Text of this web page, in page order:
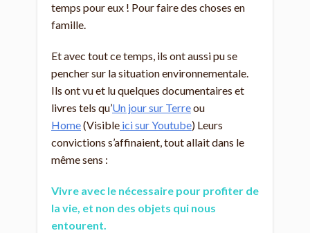
temps pour eux ! Pour faire des choses en
famille.
Et avec tout ce temps, ils ont aussi pu se
pencher sur la situation environnementale.
Ils ont vu et lu quelques documentaires et
livres tels qu’Un jour sur Terreou
Home(Visible ici sur Youtube) Leurs
convictions s’affinaient, tout allait dans le
même sens :
Vivre avec le nécessaire pour profiter de
la vie, et non des objets qui nous
entourent.